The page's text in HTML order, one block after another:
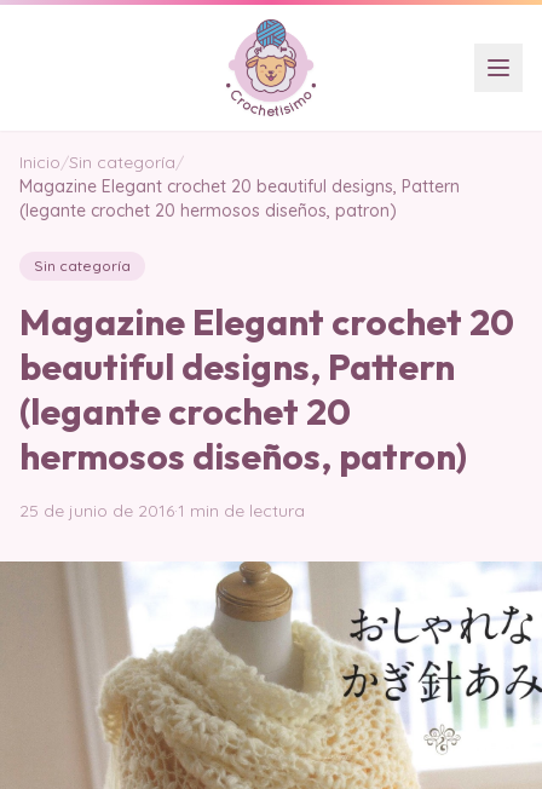
Inicio/Sin categoría/
Magazine Elegant crochet 20 beautiful designs, Pattern
(legante crochet 20 hermosos diseños, patron)
Sin categoría
Magazine Elegant crochet 20
beautiful designs, Pattern
(legante crochet 20
hermosos diseños, patron)
25 de junio de 2016·1 min de lectura